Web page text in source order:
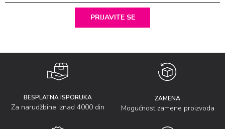
PRIJAVITE SE
BESPLATNA ISPORUKA
Za narudžbine iznad 4000 din
ZAMENA
Mogućnost zamene proizvoda